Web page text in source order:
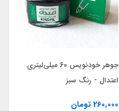
جوهر خودنویس 60 میلی‌لیتری
اعتدال - رنگ سبز
260,000 تومان